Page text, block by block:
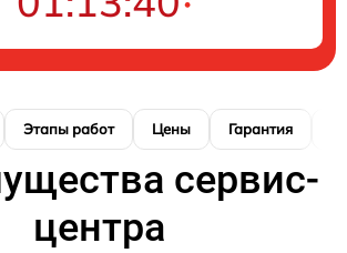
Этапы работ Цены Гарантия
сервис-
центра